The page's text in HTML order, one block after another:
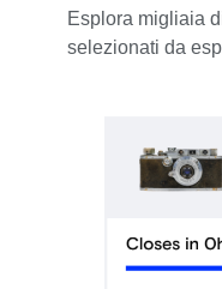
Esplora migliaia
selezionati da